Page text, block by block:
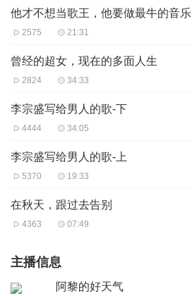
他才不想当歌王，他要做最牛的音乐
2575 21:31
曾经的超女，现在的多面人生
2824 34:33
李宗盛写给男人的歌-下
4444 34:05
李宗盛写给男人的歌-上
5370 19:33
在秋天，跟过去告别
4363 07:49
主播信息
阿黎的好天气